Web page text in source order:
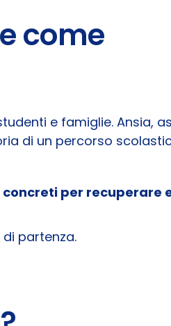
come
e famiglie. Ansia,
di un percorso
per recuperare
partenza.